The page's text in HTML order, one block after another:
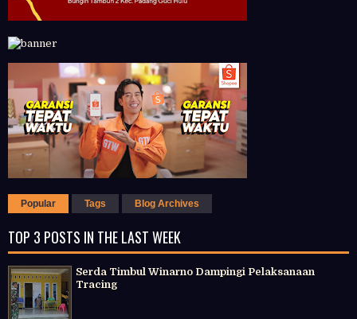
Popular Tags Blog Archives
TOP 3 POSTS IN THE LAST WEEK
Serda Timbul Winarno Dampingi Pelaksanaan
Tracing